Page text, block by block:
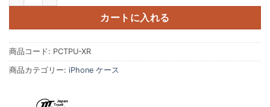
カートに入れる
商品コード: PCTPU-XR
商品カテゴリー: iPhone ケース